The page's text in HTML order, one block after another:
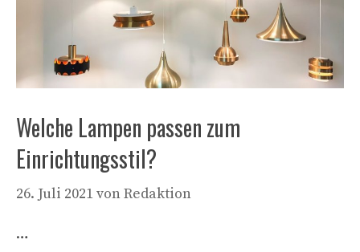
Welche Lampen passen zum
Einrichtungsstil?
26. Juli 2021vonRedaktion
…